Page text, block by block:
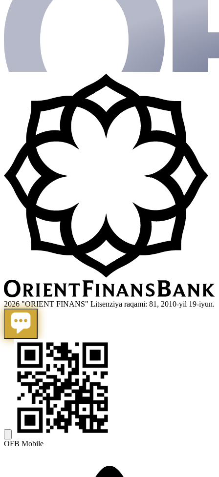
2026 "ORIENT FINANS" Litsenziya raqami: 81, 2010-yil 19-iyun.
OFB Mobile